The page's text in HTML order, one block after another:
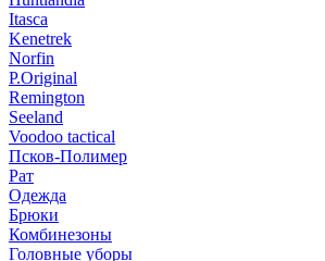
Itasca
Kenetrek
Norfin
P.Original
Remington
Seeland
Voodoo tactical
Псков-Полимер
Рат
Одежда
Брюки
Комбинезоны
Головные уборы